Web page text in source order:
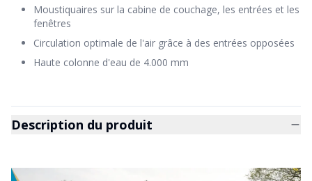
Moustiquaires sur la cabine de couchage, les entrées et les
fenêtres
Circulation optimale de l'air grâce à des entrées opposées
Haute colonne d'eau de 4.000 mm
Description du produit